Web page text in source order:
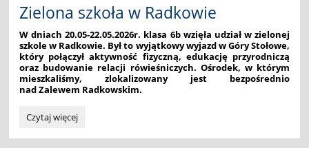
Zielona szkoła w Radkowie
W dniach 20.05-22.05.2026r. klasa 6b wzięła udział w zielonej
szkole w Radkowie. Był to wyjątkowy wyjazd w Góry Stołowe,
który połączył aktywność fizyczną, edukację przyrodniczą
oraz budowanie relacji rówieśniczych. Ośrodek, w którym
mieszkaliśmy, zlokalizowany jest bezpośrednio
nad Zalewem Radkowskim.
Zielona
w
Czytaj więcej